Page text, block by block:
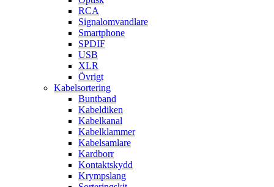
RCA
Signalomvandlare
Smartphone
SPDIF
USB
XLR
Övrigt
Kabelsortering
Buntband
Kabeldiken
Kabelkanal
Kabelklammer
Kabelsamlare
Kardborr
Kontaktskydd
Krympslang